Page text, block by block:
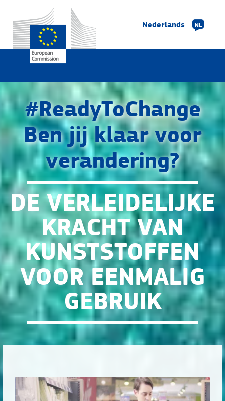
Nederlands NL
#ReadyToChange
Ben jij klaar voor
verandering?
DE VERLEIDELIJKE
KRACHT VAN
KUNSTSTOFFEN
VOOR EENMALIG
GEBRUIK